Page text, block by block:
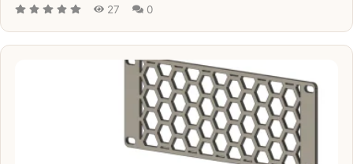
27 0